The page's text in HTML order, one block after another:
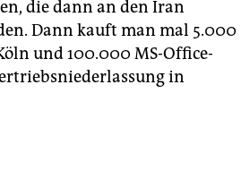
die dann an den Iran
Dann kauft man mal 5.000
und 100.000 MS-Office-
in